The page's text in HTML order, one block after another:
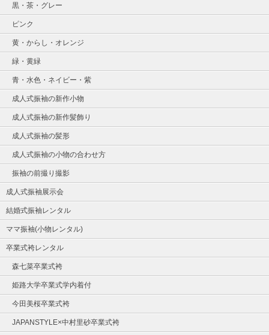
黒・茶・グレー
ピンク
黄・からし・オレンジ
緑・黄緑
青・水色・ネイビー・紫
成人式振袖の新作小物
成人式振袖の新作髪飾り
成人式振袖の髪形
成人式振袖の小物の合わせ方
振袖の前撮り撮影
成人式振袖展示会
結婚式振袖レンタル
ママ振袖(小物レンタル)
卒業式袴レンタル
森七菜卒業式袴
姫路大学卒業式学内着付
今田美桜卒業式袴
JAPANSTYLE×中村里砂卒業式袴